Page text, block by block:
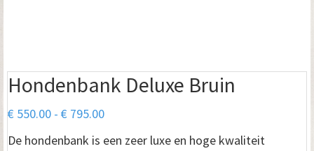
Hondenbank Deluxe Bruin
€ 550.00 - € 795.00Prijsklasse:
De hondenbank is een zeer luxe en hoge kwaliteit